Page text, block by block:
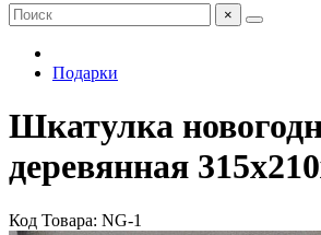
×
Подарки
Шкатулка
деревянная
Код Товара: NG-1